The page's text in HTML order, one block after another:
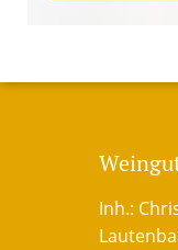
Inh.: